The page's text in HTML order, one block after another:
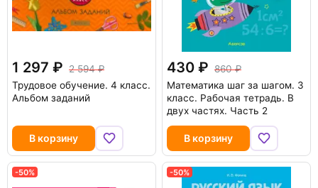
1 297
2 594
Трудовое обучение. 4 класс.
Альбом заданий
В корзину
430
860
Математика шаг за шагом. 3
класс. Рабочая тетрадь. В
двух частях. Часть 2
В корзину
-50% -50%